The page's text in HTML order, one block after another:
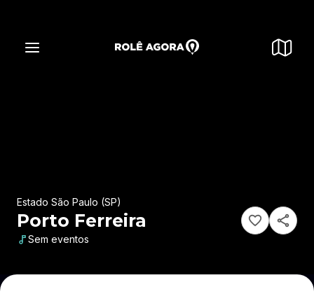
Estado São Paulo (SP)
Porto Ferreira
Sem eventos